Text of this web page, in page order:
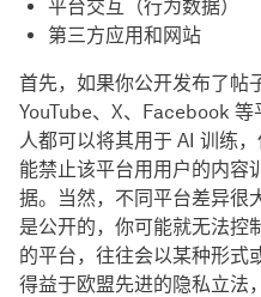
平台交互（行为数据）
第三方应用和网站
首先，如果你公开发布了帖
YouTube、X、Facebook
人都可以将其用于 AI 训练
能禁止该平台用用户的内容
据。当然，不同平台差异很
是公开的，你可能就无法控
的平台，往往会以某种形式
得益于欧盟先进的隐私立法